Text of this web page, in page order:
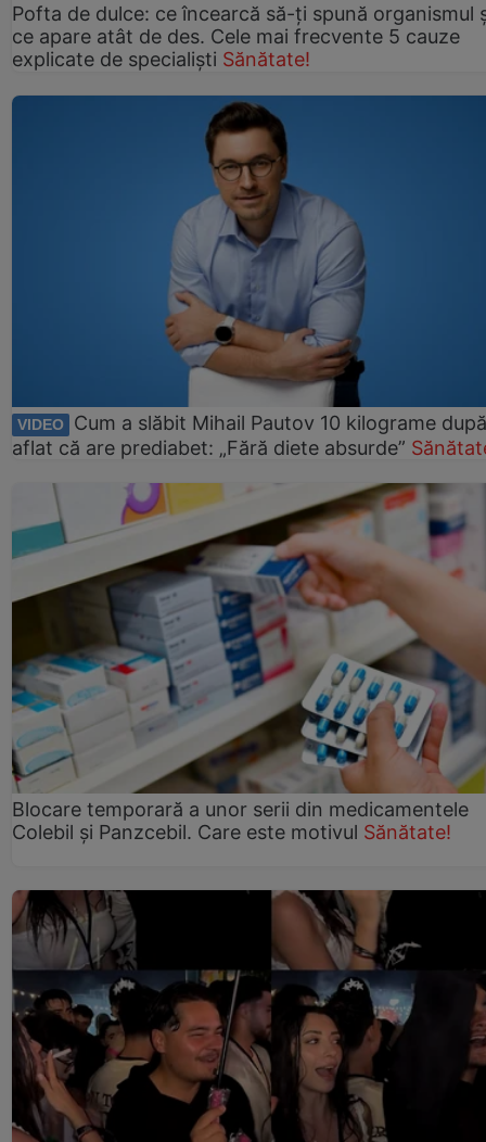
Pofta de dulce: ce încearcă să-ți spună organismul
ce apare atât de des. Cele mai frecvente 5 cauze
explicate de specialiști Sănătate!
VIDEO
Cum a slăbit Mihail Pautov 10 kilograme
aflat că are prediabet: „Fără diete absurde”
Blocare temporară a unor serii din medicamentele
Colebil și Panzcebil. Care este motivul Sănătate!